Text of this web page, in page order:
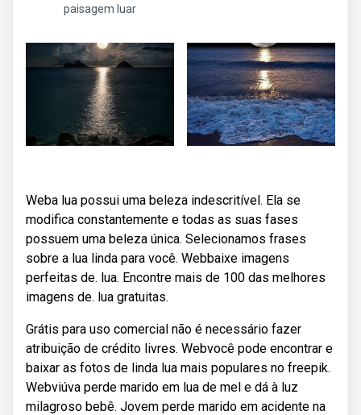
paisagem luar
Weba lua possui uma beleza indescritível. Ela se
modifica constantemente e todas as suas fases
possuem uma beleza única. Selecionamos frases
sobre a lua linda para você. Webbaixe imagens
perfeitas de. lua. Encontre mais de 100 das melhores
imagens de. lua gratuitas.
Grátis para uso comercial não é necessário fazer
atribuição de crédito livres. Webvocê pode encontrar e
baixar as fotos de linda lua mais populares no freepik.
Webviúva perde marido em lua de mel e dá à luz
milagroso bebê. Jovem perde marido em acidente na